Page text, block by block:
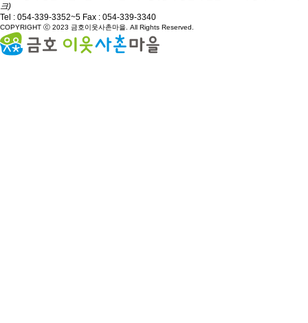
크)
Tel : 054-339-3352~5 Fax : 054-339-3340
COPYRIGHT ⓒ 2023 금호이웃사촌마을. All Rights Reserved.